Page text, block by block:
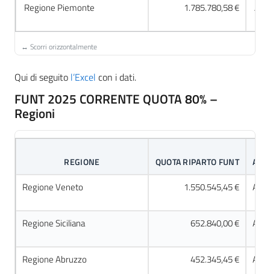
Regione Piemonte 1.785.780,58 €
Qui di seguito l’Excel con i dati.
FUNT 2025 CORRENTE QUOTA 80% –
Regioni
REGIONE QUOTA RIPARTO FUNT
Regione Veneto 1.550.545,45 €
Regione Siciliana 652.840,00 €
Regione Abruzzo 452.345,45 €